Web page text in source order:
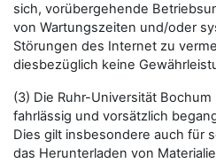
sich, vorübergehende
von Wartungszeiten und/oder
Störungen des Internet zu
diesbezüglich keine
(3) Die Ruhr-Universität
fahrlässig und vorsätzlich
Dies gilt insbesondere auch für
das Herunterladen von